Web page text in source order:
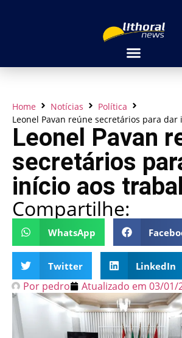
Home Notícias
Política
Leonel Pavan reúne secretários para
Leonel Pavan
secretários
início aos
Compartilhe:
WhatsApp
Twitter LinkedIn
Por pedro Atualizado em 03/01/